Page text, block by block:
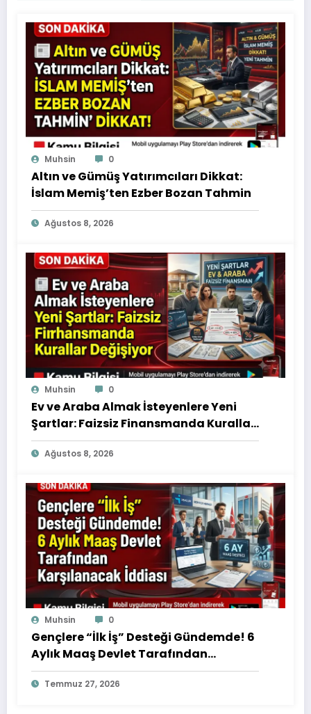
Muhsin 0
Altın ve Gümüş Yatırımcıları Dikkat:
İslam Memiş’ten Ezber Bozan Tahmin
Ağustos 8, 2026
Muhsin 0
Ev ve Araba Almak İsteyenlere Yeni
Şartlar: Faizsiz Finansmanda Kurallar
Değişiyor
Ağustos 8, 2026
Muhsin 0
Gençlere “İlk İş” Desteği Gündemde! 6
Aylık Maaş Devlet Tarafından
Karşılanacak İddiası
Temmuz 27, 2026